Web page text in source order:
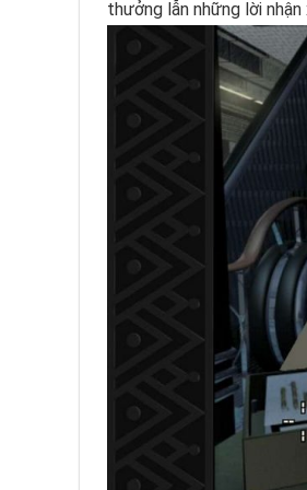
thưởng lẫn những lời